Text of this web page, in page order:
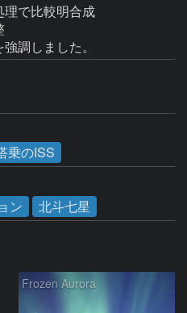
で比較明合成
調しました。
乗のISS
ン 北斗七星
Frozen Aurora